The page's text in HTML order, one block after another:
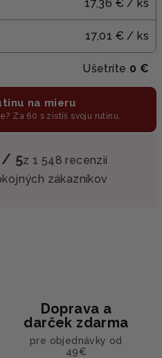
17,36 € / ks
17,01 € / ks
Ušetríte 0 €
na mieru
Za 60 s zistíš svoju rutinu.
/ 5z 1 548 recenzií
zákazníkov
Doprava a
darček zdarma
pre objednávky od
49€